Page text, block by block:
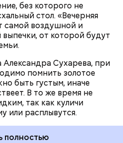
без которого не
стол. «Вечерняя
самой воздушной и
от которой будут
Сухарева, при
помнить золотое
быть густым, иначе
В то же время не
так как куличи
или расплывутся.
полностью